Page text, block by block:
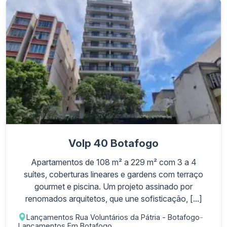
Volp 40 Botafogo
Apartamentos de 108 m² a 229 m² com 3 a 4
suítes, coberturas lineares e gardens com terraço
gourmet e piscina. Um projeto assinado por
renomados arquitetos, que une sofisticação, [...]
Lançamentos Rua Voluntários da Pátria - Botafogo-